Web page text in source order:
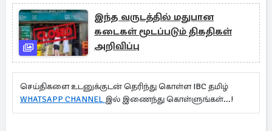
இந்த வருடத்தில் மதுபான
கடைகள் மூடப்படும் திகதிகள்
அறிவிப்பு
செய்திகளை உடனுக்குடன் தெரிந்து கொள்ள IBC தமிழ்
WHATSAPP CHANNEL இல் இணைந்து கொள்ளுங்கள்...!